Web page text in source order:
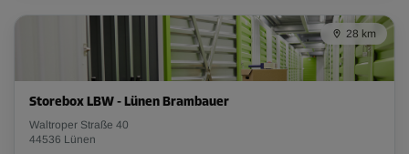
28 km
Storebox LBW - Lünen Brambauer
Waltroper Straße 40
44536 Lünen